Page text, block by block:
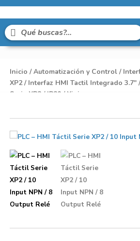
Inicio /Automatización y Control /
XP2/ Interfaz HMI Tactil Integrado 3.7″
Serie XP2 / IP20 / Xinje